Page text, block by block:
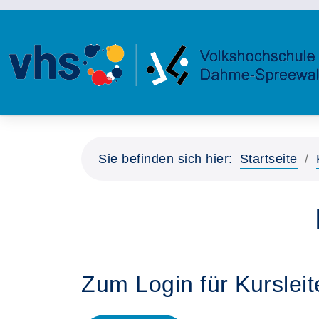
Sie befinden sich hier: Startseite
Zum Login für